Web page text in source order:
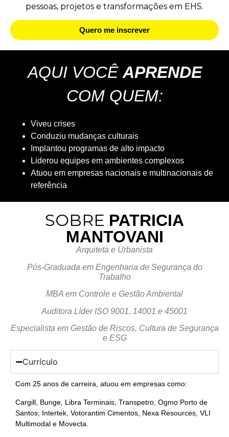
pessoas, projetos e transformações em EHS.
Quero me inscrever
AQUI VOCÊAPRENDE
COM QUEM:
Viveu crises
Conduziu mudanças culturais
Implantou programas de alto impacto
Liderou equipes em ambientes complexos
Atuou em empresas nacionais e multinacionais de
referência
SOBRE PATRICIA
MANTOVANI
Arquiteta e Urbanista
Pós-Graduada em Engenharia de Segurança do
Trabalho
MBA em Controle e Gestão Ambiental
Auditora Líder ISO 9001, 14001 e 45001
Especialista em Gestão de Riscos, Cultura de Segurança
e ESG
Currículo
Com 25 anos de carreira, atuou em empresas como:
Cargill, Bunge, Libra Terminais, Transpetro, Ogmo Porto de
Santos, Intertek, Votorantim Cimentos, Nexa Resources, VLI
Multimodal e Movecta.